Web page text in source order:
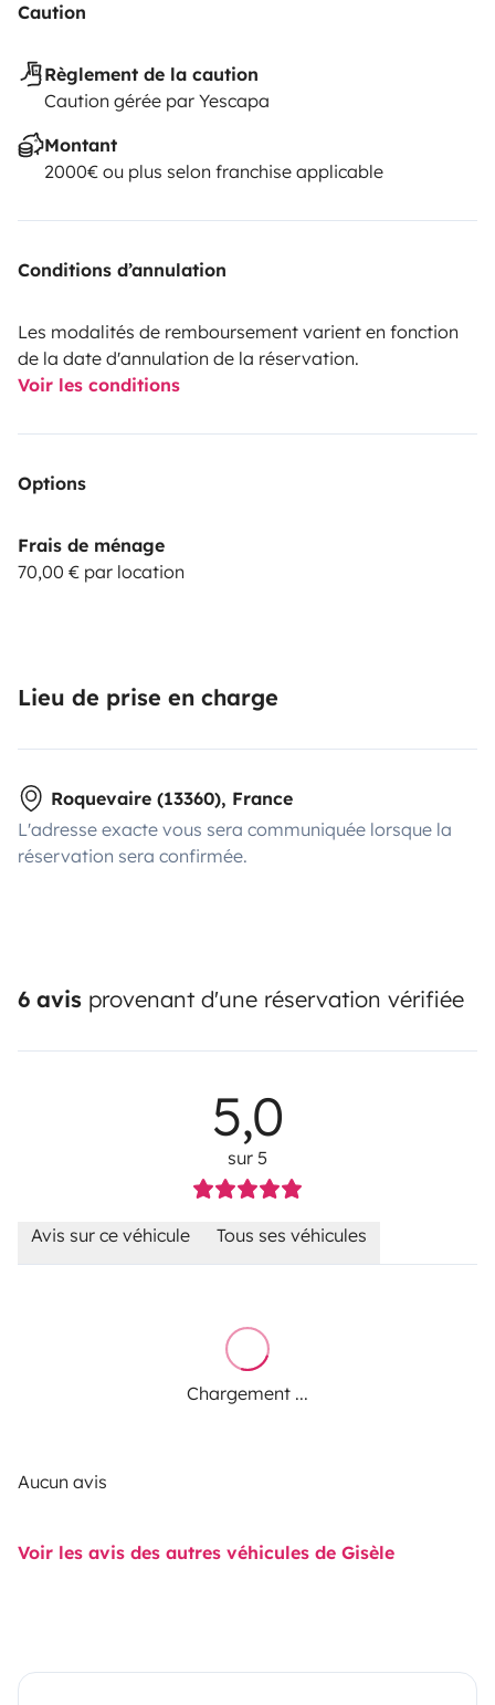
Caution
Règlement de la caution
Caution gérée par Yescapa
Montant
2000€ ou plus selon franchise applicable
Conditions d’annulation
Les modalités de remboursement varient en fonction
de la date d'annulation de la réservation.
Voir les conditions
Options
Frais de ménage
70,00 € par location
Lieu de prise en charge
Roquevaire (13360), France
L'adresse exacte vous sera communiquée lorsque la
réservation sera confirmée.
6 avis provenant d'une réservation vérifiée
5,0
sur 5
Avis sur ce véhicule Tous ses véhicules
Chargement ...
Aucun avis
Voir les avis des autres véhicules de Gisèle